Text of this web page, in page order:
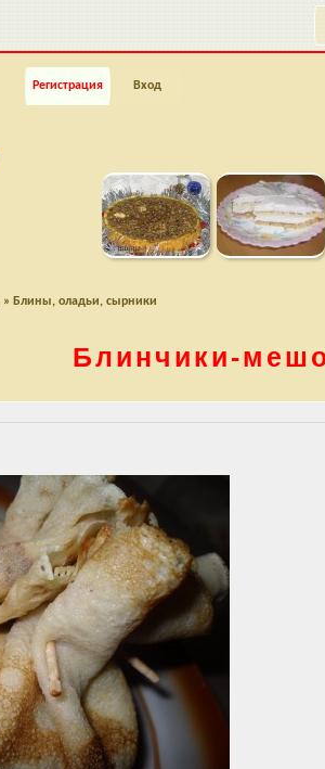
Регистрация Вход
» Блины, оладьи, сырники
Блинчики-